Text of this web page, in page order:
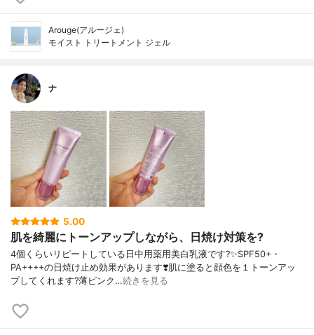
Arouge(アルージェ)
モイスト トリートメント ジェル
ナ
5.00
肌を綺麗にトーンアップしながら、日焼け対策を?
4個くらいリピートしている日中用薬用美白乳液です?✨SPF50+・
PA++++の日焼け止め効果があります❣️肌に塗ると顔色を１トーンアッ
プしてくれます?薄ピンク…続きを見る